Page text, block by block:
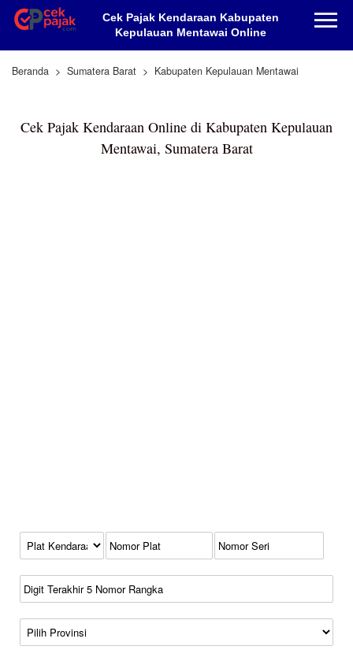
Cek Pajak Kendaraan Kabupaten
Kepulauan Mentawai Online
Beranda Sumatera Barat Kabupaten Kepulauan Mentawai
Cek Pajak Kendaraan Online di Kabupaten Kepulauan
Mentawai, Sumatera Barat
Kode Plat Kendaraan
No Plat
No Seri
No Rangka
Wilayah